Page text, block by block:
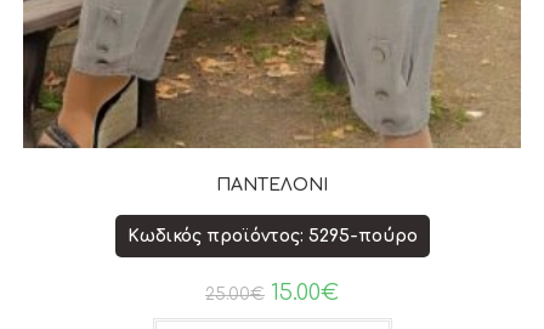
ΠΑΝΤΕΛΟΝΙ
Κωδικός προϊόντος: 5295-πούρο
25.00€ 15.00€